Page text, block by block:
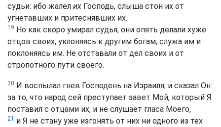
судьи: ибо жалел их Господь, слыша стон их от
угнетавших и притеснявших их.
19 Но как скоро умирал судья, они опять делали хуже
отцов своих, уклоняясь к другим богам, служа им и
поклоняясь им. Не отставали от дел своих и от
стропотного пути своего.
20 И воспылал гнев Господень на Израиля, и сказал Он:
за то, что народ сей преступает завет Мой, который Я
поставил с отцами их, и не слушает гласа Моего,
21 и Я не стану уже изгонять от них ни одного из тех